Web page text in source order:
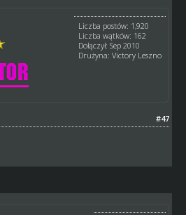
Liczba postów: 1,920
Liczba wątków: 162
Dołączył: Sep 2010
Drużyna: Victory Leszno
#47